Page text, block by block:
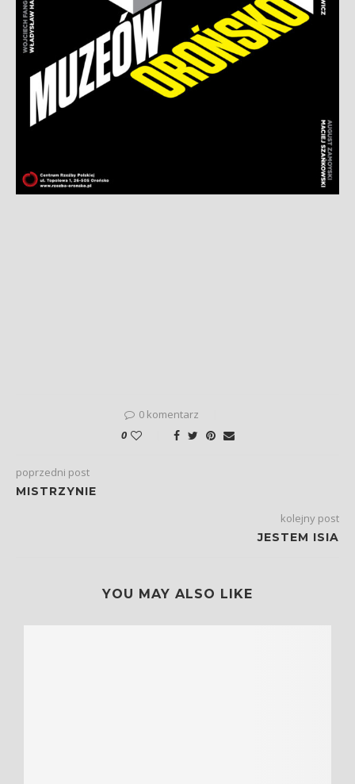
0 komentarz
0
poprzedni post
MISTRZYNIE
kolejny post
JESTEM ISIA
YOU MAY ALSO LIKE